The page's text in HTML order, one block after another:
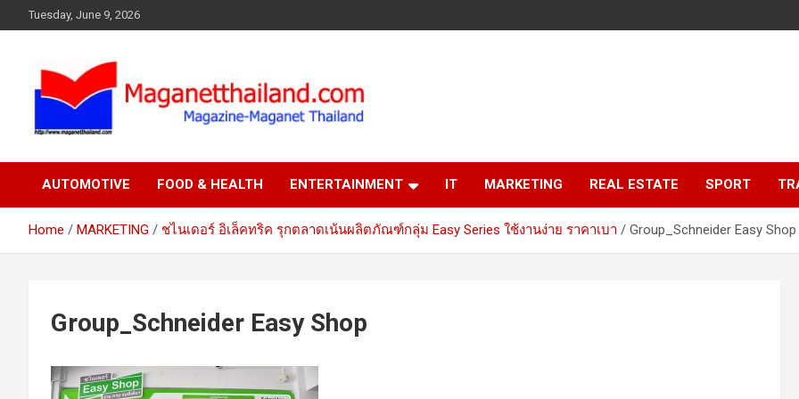
to
Tuesday, June 9, 2026
AUTOMOTIVE FOOD & HEALTH ENTERTAINMENT IT MARKETING REAL ESTATE SPORT
Home MARKETING ชไนเดอร์ อิเล็คทริค รุกตลาดเน้นผลิตภัณฑ์กลุ่ม Easy Series ใช้งานง่าย ราคาเบา Group_Schneider Easy Shop
Group_Schneider Easy Shop